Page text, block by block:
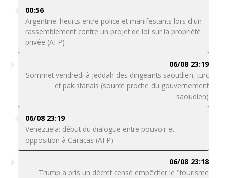
00:56
Argentine: heurts entre police et manifestants lors d'un
rassemblement contre un projet de loi sur la propriété
privée (AFP)
06/08 23:19
Sommet vendredi à Jeddah des dirigeants saoudien, turc
et pakistanais (source proche du gouvernement
saoudien)
06/08 23:19
Venezuela: début du dialogue entre pouvoir et
opposition à Caracas (AFP)
06/08 23:18
Trump a pris un décret censé empêcher le "tourisme